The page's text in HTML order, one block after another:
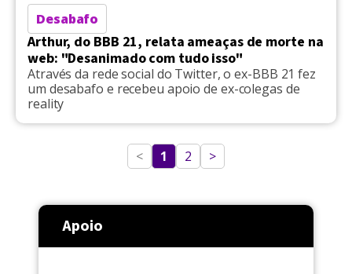
Desabafo
Arthur, do BBB 21, relata ameaças de morte na
web: "Desanimado com tudo isso"
Através da rede social do Twitter, o ex-BBB 21 fez
um desabafo e recebeu apoio de ex-colegas de
reality
< 1 2 >
Apoio